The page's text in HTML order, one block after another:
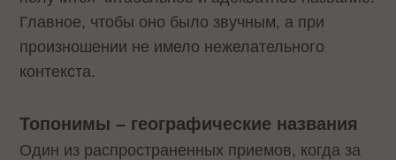
Главное, чтобы оно было звучным, а при
произношении не имело нежелательного
контекста.
Топонимы – географические названия
Один из распространенных приемов, когда за